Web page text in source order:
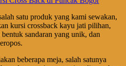
satu produk yang kami sewakan,
kursi crossback kayu jati pilihan,
sandaran yang unik, dan
beberapa meja, salah satunya